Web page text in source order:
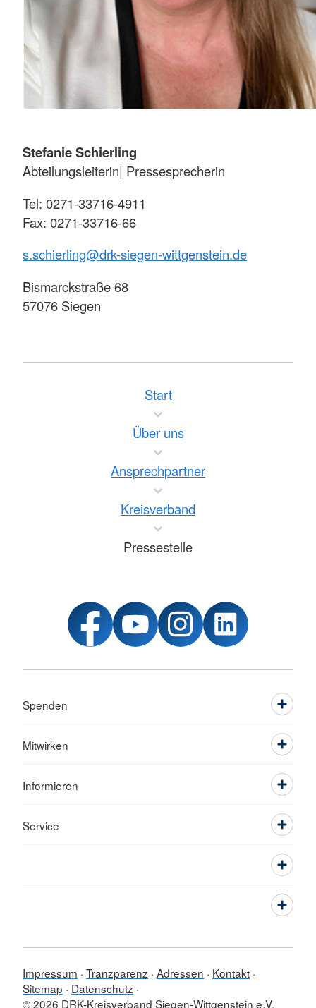
Stefanie Schierling
Abteilungsleiterin| Pressesprecherin
Tel: 0271-33716-4911
Fax: 0271-33716-66
s.schierling@drk-siegen-wittgenstein.de
Bismarckstraße 68
57076 Siegen
Start
Über uns
Ansprechpartner
Kreisverband
Pressestelle
Spenden
Mitwirken
Informieren
Service
Impressum Tranzparenz Adressen
Kontakt
Sitemap
Datenschutz
© 2026 DRK-Kreisverband Siegen-Wittgenstein e.V.